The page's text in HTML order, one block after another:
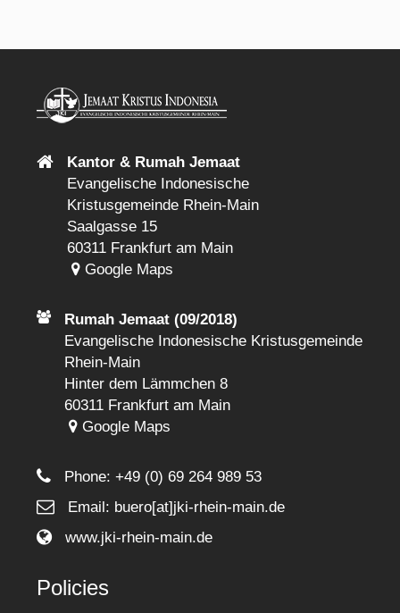
Kantor & Rumah Jemaat
Evangelische Indonesische
Kristusgemeinde Rhein-Main
Saalgasse 15
60311 Frankfurt am Main
Google Maps
Rumah Jemaat (09/2018)
Evangelische Indonesische Kristusgemeinde
Rhein-Main
Hinter dem Lämmchen 8
60311 Frankfurt am Main
Google Maps
Phone:+49 (0) 69 264 989 53
Email: buero[at]jki-rhein-main.de
www.jki-rhein-main.de
Policies